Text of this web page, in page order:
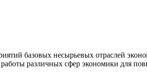
базовых несырьевых отраслей
различных сфер экономики для